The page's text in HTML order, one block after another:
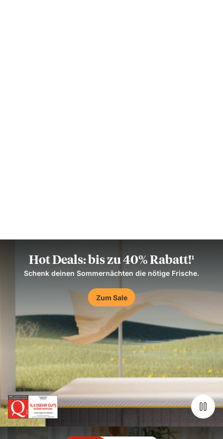
Hot Deals: bis zu 40% Rabatt!1
Schenk deinen Sommernächten die nötige Frische.
Zum Sale